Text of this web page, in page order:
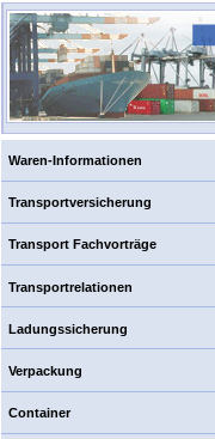
Waren-Informationen
Transportversicherung
Transport Fachvorträge
Transportrelationen
Ladungssicherung
Verpackung
Container